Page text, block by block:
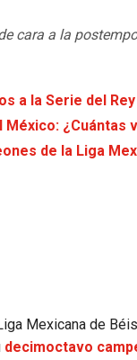
cara a la
a la Serie del
México:
de la Liga
Mexicana de
decimoctavo